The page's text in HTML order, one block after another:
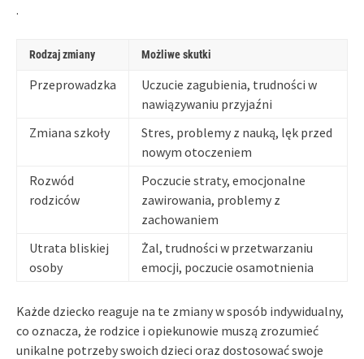
.
Rodzaj zmiany Możliwe skutki
Przeprowadzka
Uczucie zagubienia, trudności w
nawiązywaniu przyjaźni
Zmiana szkoły
Stres, problemy z nauką, lęk przed
nowym otoczeniem
Rozwód
rodziców
Poczucie straty, emocjonalne
zawirowania, problemy z
zachowaniem
Utrata bliskiej
osoby
Żal, trudności w przetwarzaniu
emocji, poczucie osamotnienia
Każde dziecko reaguje na te zmiany w sposób indywidualny,
co oznacza, że rodzice i opiekunowie muszą zrozumieć
unikalne potrzeby swoich dzieci oraz dostosować swoje